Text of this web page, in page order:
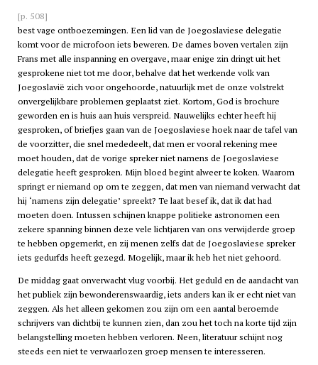
[p. 508]
best vage ontboezemingen. Een lid van de Joegoslaviese delegatie
komt voor de microfoon iets beweren. De dames boven vertalen zijn
Frans met alle inspanning en overgave, maar enige zin dringt uit het
gesprokene niet tot me door, behalve dat het werkende volk van
Joegoslavië zich voor ongehoorde, natuurlijk met de onze volstrekt
onvergelijkbare problemen geplaatst ziet. Kortom, God is brochure
geworden en is huis aan huis verspreid. Nauwelijks echter heeft hij
gesproken, of briefjes gaan van de Joegoslaviese hoek naar de tafel van
de voorzitter, die snel mededeelt, dat men er vooral rekening mee
moet houden, dat de vorige spreker niet namens de Joegoslaviese
delegatie heeft gesproken. Mijn bloed begint alweer te koken. Waarom
springt er niemand op om te zeggen, dat men van niemand verwacht dat
hij ‘namens zijn delegatie’ spreekt? Te laat besef ik, dat ik dat had
moeten doen. Intussen schijnen knappe politieke astronomen een
zekere spanning binnen deze vele lichtjaren van ons verwijderde groep
te hebben opgemerkt, en zij menen zelfs dat de Joegoslaviese spreker
iets gedurfds heeft gezegd. Mogelijk, maar ik heb het niet gehoord.
De middag gaat onverwacht vlug voorbij. Het geduld en de aandacht van
het publiek zijn bewonderenswaardig, iets anders kan ik er echt niet van
zeggen. Als het alleen gekomen zou zijn om een aantal beroemde
schrijvers van dichtbij te kunnen zien, dan zou het toch na korte tijd zijn
belangstelling moeten hebben verloren. Neen, literatuur schijnt nog
steeds een niet te verwaarlozen groep mensen te interesseren.